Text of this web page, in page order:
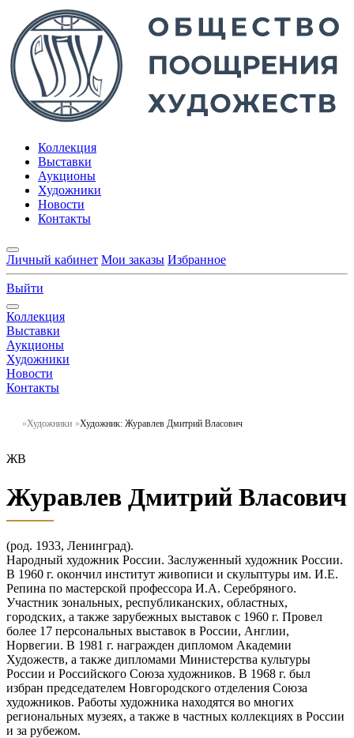
Коллекция
Выставки
Аукционы
Художники
Новости
Контакты
Личный кабинет Мои заказы Избранное
Выйти
Коллекция
Выставки
Аукционы
Художники
Новости
Контакты
Художники Художник: Журавлев Дмитрий Власович
ЖВ
Журавлев Дмитрий Власович
(род. 1933, Ленинград).
Народный художник России. Заслуженный художник России.
В 1960 г. окончил институт живописи и скульптуры им. И.Е.
Репина по мастерской профессора И.А. Серебряного.
Участник зональных, республиканских, областных,
городских, а также зарубежных выставок с 1960 г. Провел
более 17 персональных выставок в России, Англии,
Норвегии. В 1981 г. награжден дипломом Академии
Художеств, а также дипломами Министерства культуры
России и Российского Союза художников. В 1968 г. был
избран председателем Новгородского отделения Союза
художников. Работы художника находятся во многих
региональных музеях, а также в частных коллекциях в России
и за рубежом.